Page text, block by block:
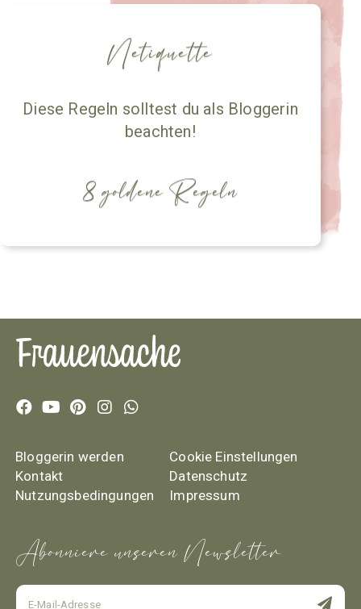
Netiquette
Diese Regeln solltest du als Bloggerin
beachten!
8 goldene Regeln
Bloggerin werden
Kontakt
Nutzungsbedingungen
Cookie Einstellungen
Datenschutz
Impressum
Abonniere unseren Newsletter